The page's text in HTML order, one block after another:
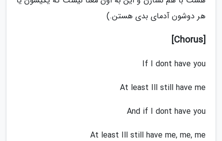
هر دوشون آدمای بدی هستن.)
[Chorus]
If I dont have you
At least Ill still have me
And if I dont have you
At least Ill still have me, me, me